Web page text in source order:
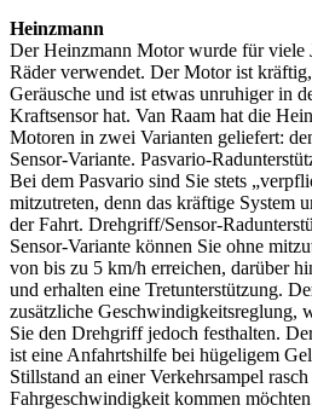
Heinzmann
Der Heinzmann Motor wurde für viele
Räder verwendet. Der Motor ist
Geräusche und ist etwas unruhiger in
Kraftsensor hat. Van Raam hat die
Motoren in zwei Varianten geliefert:
Sensor-Variante. Pasvario-
Bei dem Pasvario sind Sie stets
mitzutreten, denn das kräftige System
der Fahrt. Drehgriff/Sensor-
Sensor-Variante können Sie ohne
von bis zu 5 km/h erreichen, darüber
und erhalten eine Tretunterstützung.
zusätzliche Geschwindigkeitsreglung,
Sie den Drehgriff jedoch festhalten.
ist eine Anfahrtshilfe bei hügeligem
Stillstand an einer Verkehrsampel
Fahrgeschwindigkeit kommen